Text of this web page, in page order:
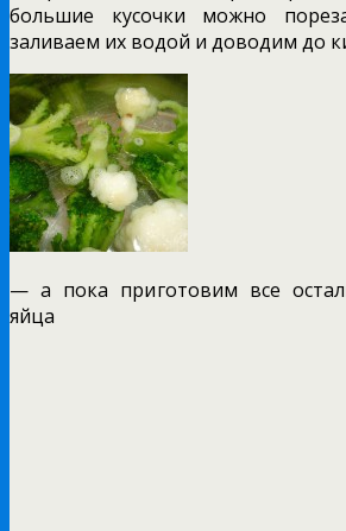
большие кусочки можно
заливаем их водой и доводим до
— а пока приготовим все
яйца